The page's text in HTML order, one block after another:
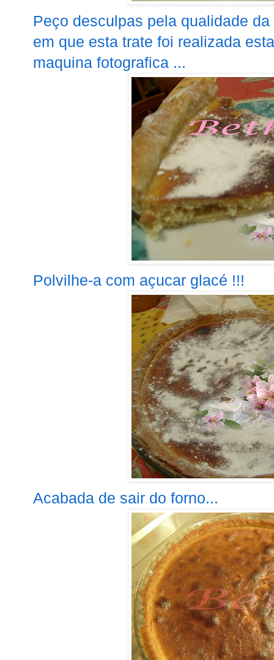
Peço desculpas pela qualidade
em que esta trate foi realizada
maquina fotografica ...
Polvilhe-a com açucar glacé !!!
Acabada de sair do forno...